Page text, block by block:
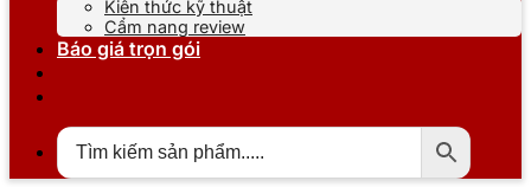
Kiến thức kỹ thuật
Cẩm nang review
Báo giá trọn gói